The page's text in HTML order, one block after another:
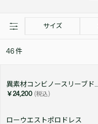
サイズ
46 件
￥24,200 (税込)
ローウエストポロドレス